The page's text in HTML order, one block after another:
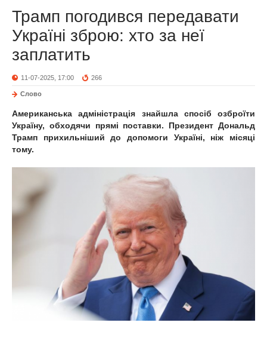
Трамп погодився передавати
Україні зброю: хто за неї
заплатить
11-07-2025, 17:00 266
Слово
Американська адміністрація знайшла спосіб озброїти
Україну, обходячи прямі поставки. Президент Дональд
Трамп прихильніший до допомоги Україні, ніж місяці
тому.